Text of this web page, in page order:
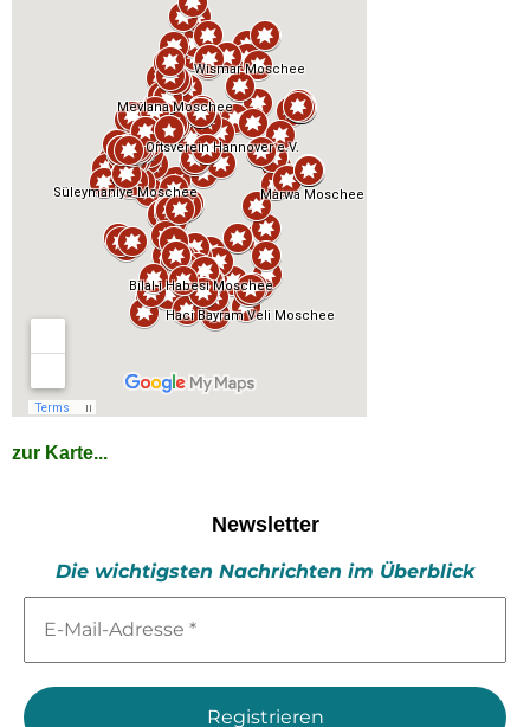
zur Karte...
Newsletter
Die wichtigsten Nachrichten im Überblick
Mail-
*